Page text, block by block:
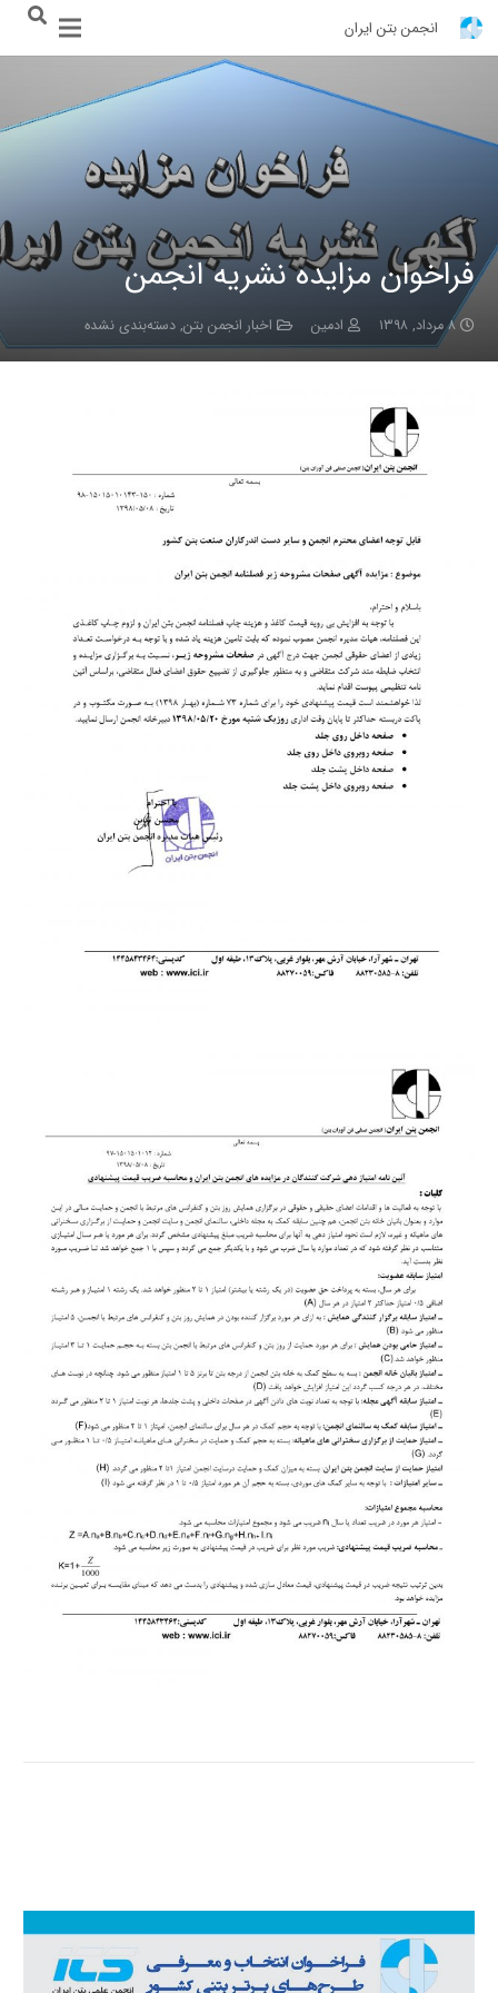
انجمن بتن ایران
فراخوان مزایده نشریه انجمن
۸ مرداد, ۱۳۹۸ ادمین اخبار انجمن بتن,دسته‌بندی نشده